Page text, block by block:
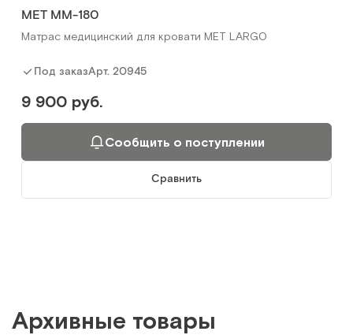
МЕТ ММ-180
Матрас медицинский для кровати MET LARGO
Под заказАрт. 20945
9 900 руб.
Сообщить о поступлении
Сравнить
Архивные товары